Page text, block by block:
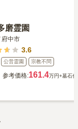
磨霊園
府中市
3.6
公営霊園 宗教不問
参考価格:161.4万円+墓石代